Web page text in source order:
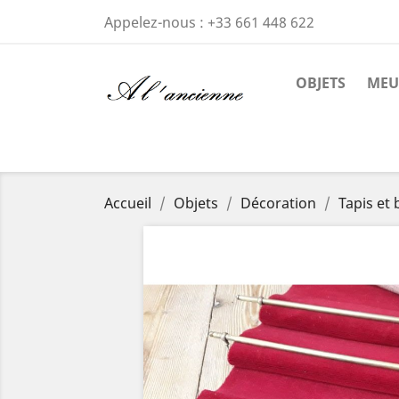
Appelez-nous : +33 661 448 622
OBJETS
Accueil Objets Décoration Tapis et